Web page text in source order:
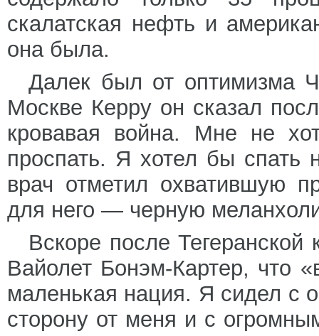
скалатская нефть и
она была.
Далек был от оптимизма
Москве Керру он сказал
кровавая война. Мне не
проспать. Я хотел бы спать
врач отметил охватившую
для него — черную
Вскоре после
Вайолет Бонэм-Картер, что
маленькая нация. Я сидел с
сторону от меня и с